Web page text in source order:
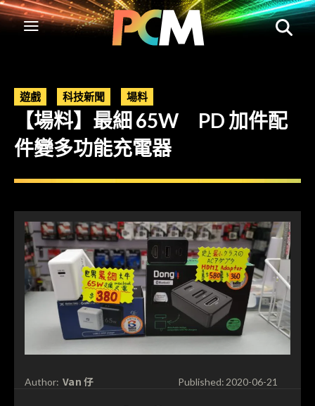
遊戲 科技新聞 場料
【場料】最細 65W PD 加件配
件變多功能充電器
Author: Van 仔 Published:2020-06-21